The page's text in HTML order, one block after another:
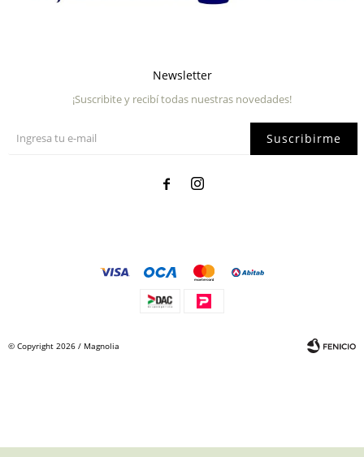
Newsletter
¡Suscribite y recibí todas nuestras novedades!
Suscribirme
 
© Copyright 2026 / Magnolia